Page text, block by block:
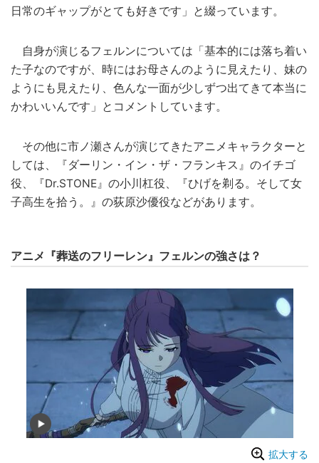
日常のギャップがとても好きです」と綴っています。
自身が演じるフェルンについては「基本的には落ち着い
た子なのですが、時にはお母さんのように見えたり、妹の
ようにも見えたり、色んな一面が少しずつ出てきて本当に
かわいいんです」とコメントしています。
その他に市ノ瀬さんが演じてきたアニメキャラクターと
しては、『ダーリン・イン・ザ・フランキス』のイチゴ
役、『Dr.STONE』の小川杠役、『ひげを剃る。そして女
子高生を拾う。』の荻原沙優役などがあります。
アニメ『葬送のフリーレン』フェルンの強さは？
拡大する